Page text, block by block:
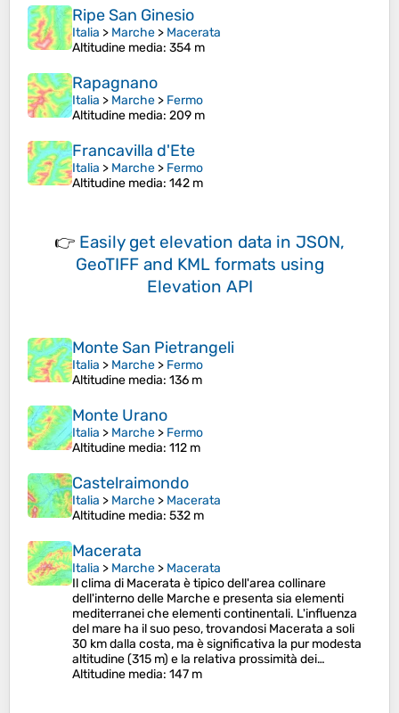
Ripe San Ginesio
Italia > Marche > Macerata
Altitudine media: 354 m
Rapagnano
Italia > Marche > Fermo
Altitudine media: 209 m
Francavilla d'Ete
Italia > Marche > Fermo
Altitudine media: 142 m
👉 Easily get elevation data in JSON,
GeoTIFF and KML formats using
Elevation API
Monte San Pietrangeli
Italia > Marche > Fermo
Altitudine media: 136 m
Monte Urano
Italia > Marche > Fermo
Altitudine media: 112 m
Castelraimondo
Italia > Marche > Macerata
Altitudine media: 532 m
Macerata
Italia > Marche > Macerata
Il clima di Macerata è tipico dell'area collinare
dell'interno delle Marche e presenta sia elementi
mediterranei che elementi continentali. L'influenza
del mare ha il suo peso, trovandosi Macerata a soli
30 km dalla costa, ma è significativa la pur modesta
altitudine (315 m) e la relativa prossimità dei…
Altitudine media: 147 m